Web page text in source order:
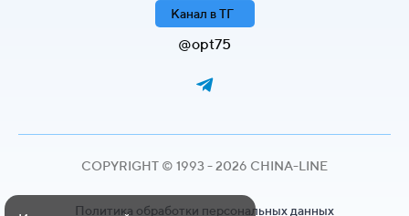
Канал в ТГ
@opt75
COPYRIGHT © 1993 - 2026 CHINA-LINE
Политика обработки персональных данных